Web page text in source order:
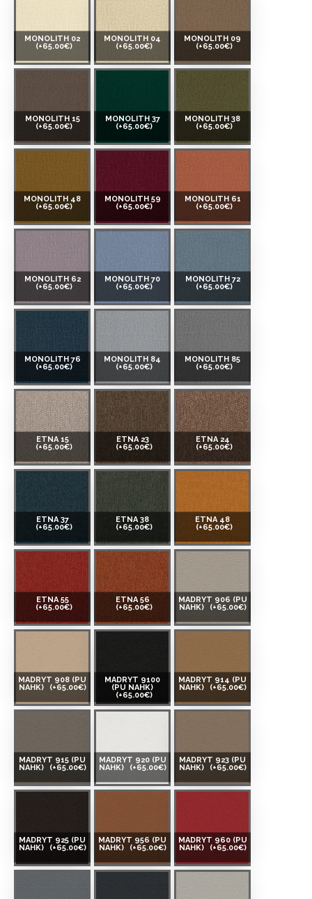
MONOLITH 02
(+65.00€)
MONOLITH 04
(+65.00€)
MONOLITH 09
(+65.00€)
MONOLITH 15
(+65.00€)
MONOLITH 37
(+65.00€)
MONOLITH 38
(+65.00€)
MONOLITH 48
(+65.00€)
MONOLITH 59
(+65.00€)
MONOLITH 61
(+65.00€)
MONOLITH 62
(+65.00€)
MONOLITH 70
(+65.00€)
MONOLITH 72
(+65.00€)
MONOLITH 76
(+65.00€)
MONOLITH 84
(+65.00€)
MONOLITH 85
(+65.00€)
ETNA 15
(+65.00€)
ETNA 23
(+65.00€)
ETNA 24
(+65.00€)
ETNA 37
(+65.00€)
ETNA 38
(+65.00€)
ETNA 48
(+65.00€)
ETNA 55
(+65.00€)
ETNA 56
(+65.00€)
MADRYT 906 (PU
NAHK)
(+65.00€)
MADRYT 908 (PU
NAHK)
(+65.00€)
MADRYT 9100
(PU NAHK)
(+65.00€)
MADRYT 914 (PU
NAHK)
(+65.00€)
MADRYT 915 (PU
NAHK)
(+65.00€)
MADRYT 920 (PU
NAHK)
(+65.00€)
MADRYT 923 (PU
NAHK)
(+65.00€)
MADRYT 925 (PU
NAHK)
(+65.00€)
MADRYT 956 (PU
NAHK)
(+65.00€)
MADRYT 960 (PU
NAHK)
(+65.00€)